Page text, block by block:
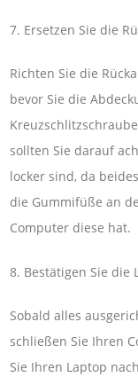
7. Ersetzen Sie die
Richten Sie die
bevor Sie die
sollten Sie darauf
locker sind, da
die Gummifüße an
Computer diese hat.
8. Bestätigen Sie
Sobald alles
schließen Sie Ihren
Sie Ihren Laptop